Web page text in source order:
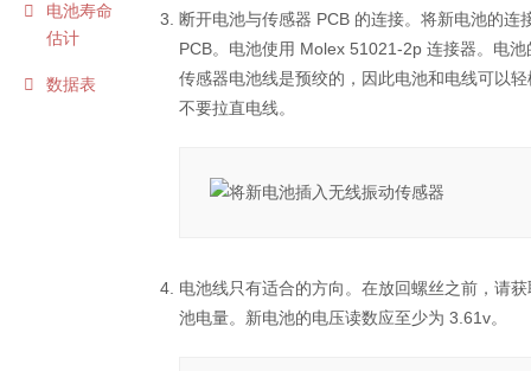
电池寿命
估计
数据表
断开电池与传感器 PCB 的连接。将新电池的连
PCB。电池使用 Molex 51021-2p 连接器。电
传感器电池线是预绞的，因此电池和电线可以
不要拉直电线。
电池线只有适合的方向。在放回螺丝之前，请
池电量。新电池的电压读数应至少为 3.61v。